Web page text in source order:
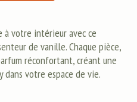
à votre intérieur avec ce
de vanille. Chaque pièce,
réconfortant, créant une
dans votre espace de vie.